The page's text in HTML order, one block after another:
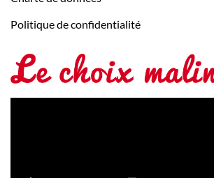
Politique de confidentialité